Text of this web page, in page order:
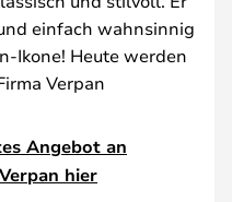
einfach wahnsinnig
Ikone! Heute werden
Verpan
Angebot an
hier